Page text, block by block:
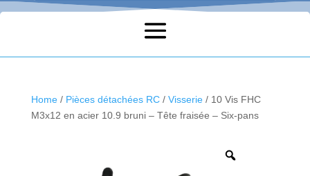
Home/ Pièces détachées RC/ Visserie/ 10 Vis FHC
M3x12 en acier 10.9 bruni – Tête fraisée – Six-pans